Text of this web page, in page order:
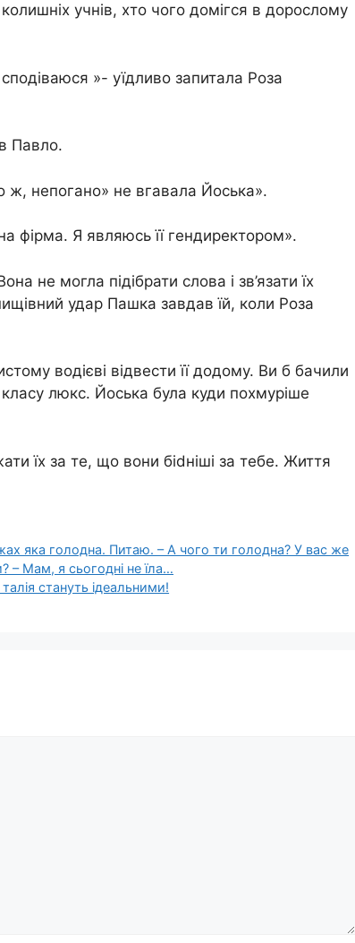
учнів, хто чого домігся в дорослому
»- уїдливо запитала Роза
Павло.
непогано» не вгавала Йоська».
фірма. Я являюсь її гендиректором».
не могла підібрати слова і зв’язати їх
удaр Пашка завдав їй, коли Роза
водієві відвести її додому. Ви б бачили
люкс. Йоська була куди похмуріше
їх за те, що вони біdніші за тебе. Життя
яка голодна. Питаю. – А чого ти голодна? У вас же
– Мам, я сьогодні не їла…
стануть ідеальними!